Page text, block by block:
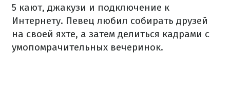
5 кают, джакузи и подключение к
Интернету. Певец любил собирать друзей
на своей яхте, а затем делиться кадрами с
умопомрачительных вечеринок.